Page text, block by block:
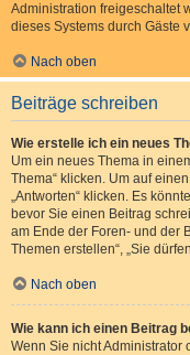
Administration freigeschaltet
dieses Systems durch Gäste
Nach oben
Beiträge schreiben
Wie erstelle ich ein neues
Um ein neues Thema in
Thema“ klicken. Um auf
„Antworten“ klicken. Es
bevor Sie einen Beitrag
am Ende der Foren- und der
Themen erstellen“, „Sie
Nach oben
Wie kann ich einen Beitrag
Wenn Sie nicht Administrator